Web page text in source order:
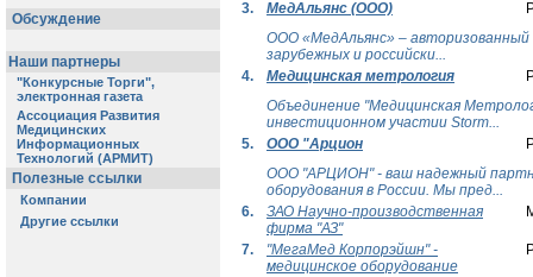
3.
МедАльянс (ООО)
ООО «МедАльянс» – авторизованный
зарубежных и российски...
4.
Медицинская метрология
Объединение "Медицинская
инвестиционном участии Storm...
5.
ООО "Арцион
ООО "АРЦИОН" - ваш надежный
оборудования в России. Мы пред...
6.
ЗАО Научно-производственная
фирма "АЗ"
7.
"МегаМед Корпорэйшн" -
медицинское оборудование